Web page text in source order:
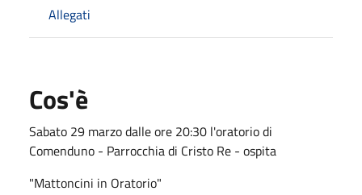
Allegati
Cos'è
Sabato 29 marzo dalle ore 20:30 l'oratorio di
Comenduno - Parrocchia di Cristo Re - ospita
"Mattoncini in Oratorio"